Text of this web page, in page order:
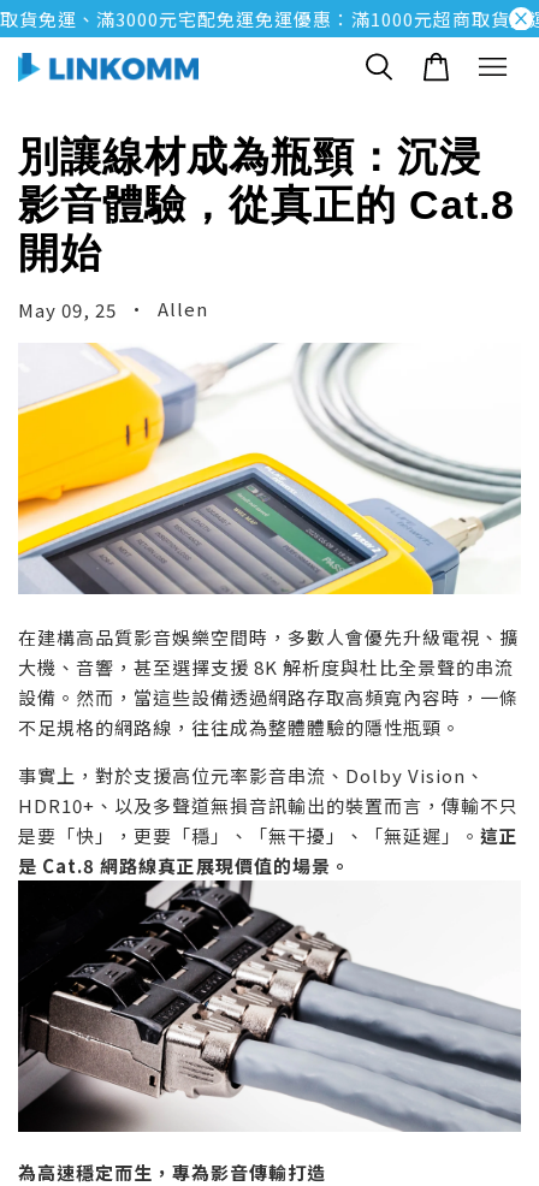
免運、滿3000元宅配免運免運優惠：滿1000元超商取貨免運
別讓線材成為瓶頸：沉浸
影音體驗，從真正的 Cat.8
開始
May 09, 25 • Allen
在建構高品質影音娛樂空間時，多數人會優先升級電視、擴
大機、音響，甚至選擇支援 8K 解析度與杜比全景聲的串流
設備。然而，當這些設備透過網路存取高頻寬內容時，一條
不足規格的網路線，往往成為整體體驗的隱性瓶頸。
事實上，對於支援高位元率影音串流、Dolby Vision、
HDR10+、以及多聲道無損音訊輸出的裝置而言，傳輸不只
是要「快」，更要「穩」、「無干擾」、「無延遲」。 這正
是 Cat.8 網路線真正展現價值的場景。
為高速穩定而生，專為影音傳輸打造